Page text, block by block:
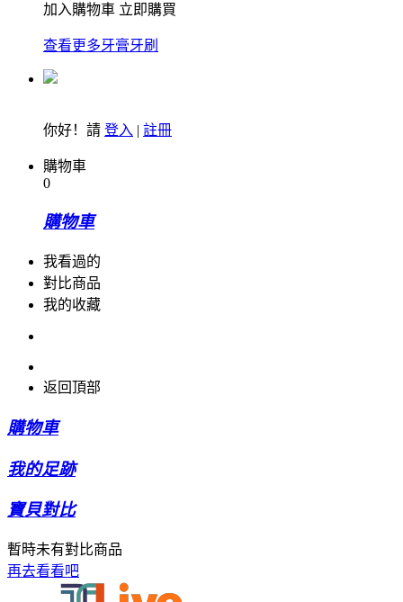
加入購物車 立即購買
查看更多牙膏牙刷
你好！請 登入 | 註冊
購物車
0
購物車
我看過的
對比商品
我的收藏
返回頂部
購物車
我的足跡
寶貝對比
暫時未有對比商品
再去看看吧